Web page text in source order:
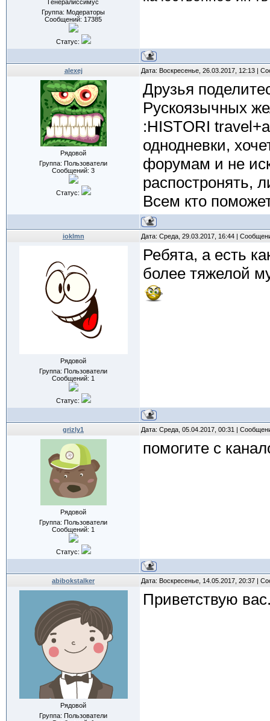
Генералиссимус
Группа: Модераторы
Сообщений: 17385
Статус:
alexej Дата: Воскресенье, 26.03.2017, 12:13 |
Рядовой
Группа: Пользователи
Сообщений: 3
Статус:
Друзья
Рускоязычных
:HISTORI
однодневки,
форумам и не
распостронять,
Всем кто
ioklmn Дата: Среда, 29.03.2017, 16:44 |
Рядовой
Группа: Пользователи
Сообщений: 1
Статус:
Ребята, а есть
более тяжелой
grizly1 Дата: Среда, 05.04.2017, 00:31 |
Рядовой
Группа: Пользователи
Сообщений: 1
Статус:
помогите с
abibokstalker Дата: Воскресенье, 14.05.2017, 20:37 |
Рядовой
Группа: Пользователи
Приветствую